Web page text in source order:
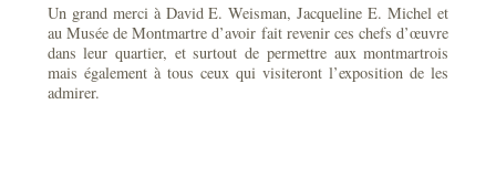
Un grand merci à David E. Weisman, Jacqueline E. Michel et
au Musée de Montmartre d’avoir fait revenir ces chefs d’œuvre
dans leur quartier, et surtout de permettre aux montmartrois
mais également à tous ceux qui visiteront l’exposition de les
admirer.